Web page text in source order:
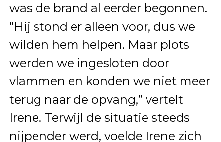
was de brand al eerder begonnen.
“Hij stond er alleen voor, dus we
wilden hem helpen. Maar plots
werden we ingesloten door
vlammen en konden we niet meer
terug naar de opvang,” vertelt
Irene. Terwijl de situatie steeds
nijpender werd, voelde Irene zich